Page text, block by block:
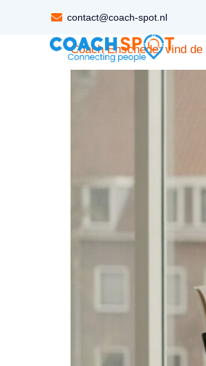
contact@coach-spot.nl
Coach Enschede: vind